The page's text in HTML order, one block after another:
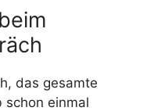
das gesamte
schon einmal